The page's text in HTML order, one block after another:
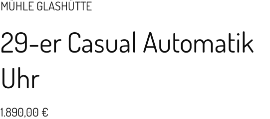
MÜHLE GLASHÜTTE
29-er Casual Automatik
Uhr
1.890,00 €